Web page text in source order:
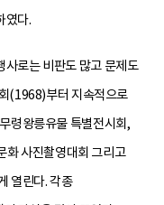
였다.
사로는 비판도 많고 문제도
(1968)부터 지속적으로
령왕릉유물 특별전시회,
화 사진촬영대회 그리고
열린다. 각종